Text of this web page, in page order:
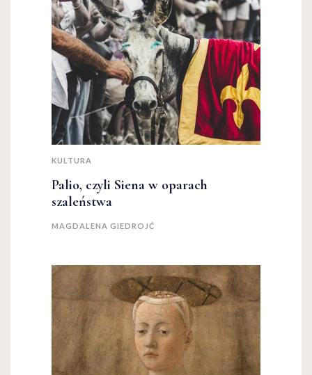
KULTURA
Palio, czyli Siena w oparach
szaleństwa
MAGDALENA GIEDROJĆ